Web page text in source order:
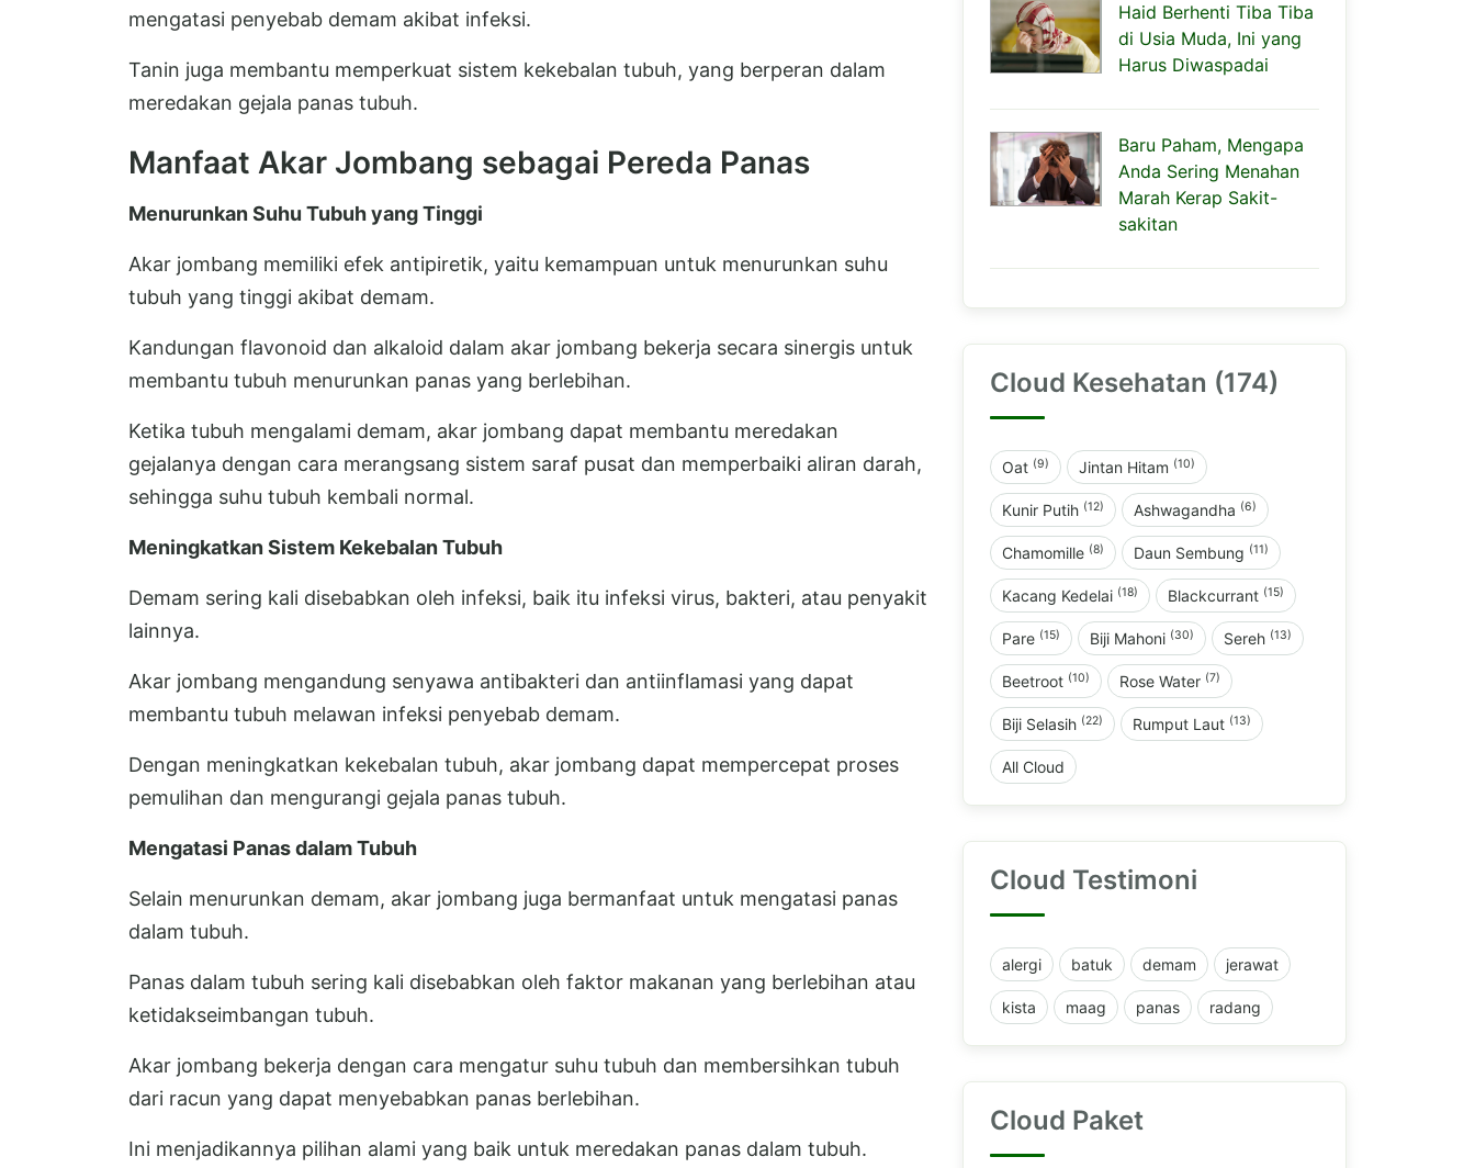
mengatasi penyebab demam akibat infeksi.
Tanin juga membantu memperkuat sistem kekebalan tubuh, yang berperan dalam
meredakan gejala panas tubuh.
Manfaat Akar Jombang sebagai Pereda Panas
Menurunkan Suhu Tubuh yang Tinggi
Akar jombang memiliki efek antipiretik, yaitu kemampuan untuk menurunkan suhu
tubuh yang tinggi akibat demam.
Kandungan flavonoid dan alkaloid dalam akar jombang bekerja secara sinergis untuk
membantu tubuh menurunkan panas yang berlebihan.
Ketika tubuh mengalami demam, akar jombang dapat membantu meredakan
gejalanya dengan cara merangsang sistem saraf pusat dan memperbaiki aliran darah,
sehingga suhu tubuh kembali normal.
Meningkatkan Sistem Kekebalan Tubuh
Demam sering kali disebabkan oleh infeksi, baik itu infeksi virus, bakteri, atau penyakit
lainnya.
Akar jombang mengandung senyawa antibakteri dan antiinflamasi yang dapat
membantu tubuh melawan infeksi penyebab demam.
Dengan meningkatkan kekebalan tubuh, akar jombang dapat mempercepat proses
pemulihan dan mengurangi gejala panas tubuh.
Mengatasi Panas dalam Tubuh
Selain menurunkan demam, akar jombang juga bermanfaat untuk mengatasi panas
dalam tubuh.
Panas dalam tubuh sering kali disebabkan oleh faktor makanan yang berlebihan atau
ketidakseimbangan tubuh.
Akar jombang bekerja dengan cara mengatur suhu tubuh dan membersihkan tubuh
dari racun yang dapat menyebabkan panas berlebihan.
Ini menjadikannya pilihan alami yang baik untuk meredakan panas dalam tubuh.
Haid Berhenti Tiba Tiba
di Usia Muda, Ini yang
Harus Diwaspadai
Baru Paham, Mengapa
Anda Sering Menahan
Marah Kerap Sakit-
sakitan
Cloud Kesehatan (174)
Oat (9) Jintan Hitam (10)
Kunir Putih (12) Ashwagandha (6)
Chamomille (8) Daun Sembung (11)
Kacang Kedelai (18) Blackcurrant (15)
Pare (15) Biji Mahoni (30) Sereh (13)
Beetroot (10) Rose Water (7)
Biji Selasih (22) Rumput Laut (13)
All Cloud
Cloud Testimoni
alergi batuk demam jerawat
kista maag panas radang
Cloud Paket